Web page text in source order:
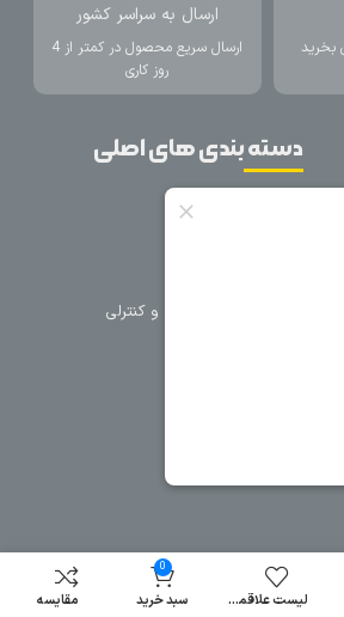
بخرید
ارسال به سراسر کشور
ارسال سریع محصول در کمتر از 4
روز کاری
دسته بندی های اصلی
تجهیزات حفاظتی و کنترلی
ها
لیست علاقمندی
0
سبد خرید مقایسه